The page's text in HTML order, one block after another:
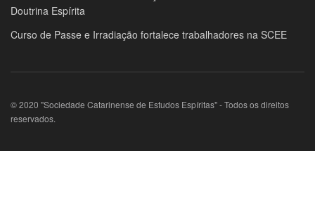
Doutrina Espírita
Curso de Passe e Irradiação fortalece trabalhadores na SCEE
© 2020 "Sociedade Catarinense de Estudos Espíritas" - Todos os direitos
reservados.